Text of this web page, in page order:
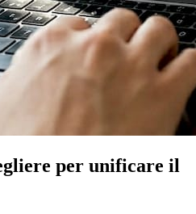
per unificare il